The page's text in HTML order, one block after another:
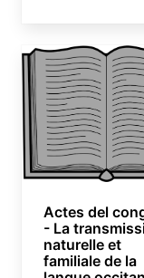
Actes del
- La
naturelle et
familiale de la